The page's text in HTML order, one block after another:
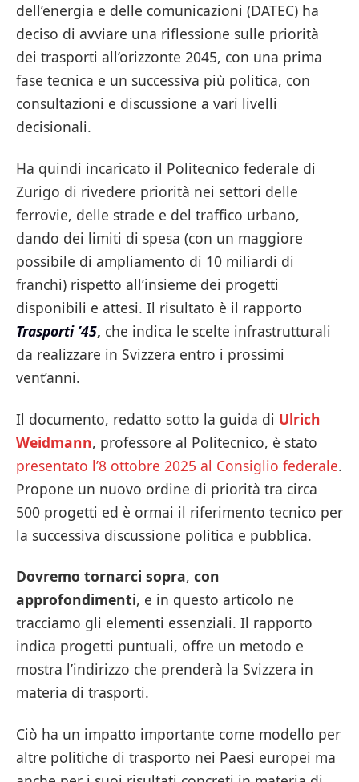
dell’energia e delle comunicazioni (DATEC) ha
deciso di avviare una riflessione sulle priorità
dei trasporti all’orizzonte 2045, con una prima
fase tecnica e un successiva più politica, con
consultazioni e discussione a vari livelli
decisionali.
Ha quindi incaricato il Politecnico federale di
Zurigo di rivedere priorità nei settori delle
ferrovie, delle strade e del traffico urbano,
dando dei limiti di spesa (con un maggiore
possibile di ampliamento di 10 miliardi di
franchi) rispetto all’insieme dei progetti
disponibili e attesi. Il risultato è il rapporto
Trasporti ’45, che indica le scelte infrastrutturali
da realizzare in Svizzera entro i prossimi
vent’anni.
Il documento, redatto sotto la guida di Ulrich
Weidmann, professore al Politecnico, è stato
presentato l’8 ottobre 2025 al Consiglio federale.
Propone un nuovo ordine di priorità tra circa
500 progetti ed è ormai il riferimento tecnico per
la successiva discussione politica e pubblica.
Dovremo tornarci sopra, con
approfondimenti, e in questo articolo ne
tracciamo gli elementi essenziali. Il rapporto
indica progetti puntuali, offre un metodo e
mostra l’indirizzo che prenderà la Svizzera in
materia di trasporti.
Ciò ha un impatto importante come modello per
altre politiche di trasporto nei Paesi europei ma